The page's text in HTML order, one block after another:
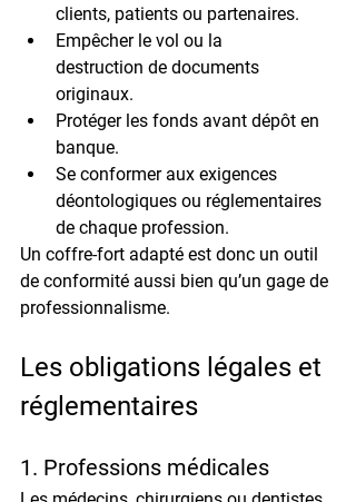
clients, patients ou partenaires.
Empêcher le vol ou la
destruction de documents
originaux.
Protéger les fonds avant dépôt en
banque.
Se conformer aux exigences
déontologiques ou réglementaires
de chaque profession.
Un coffre-fort adapté est donc un outil
de conformité aussi bien qu’un gage de
professionnalisme.
Les obligations légales et
réglementaires
1. Professions médicales